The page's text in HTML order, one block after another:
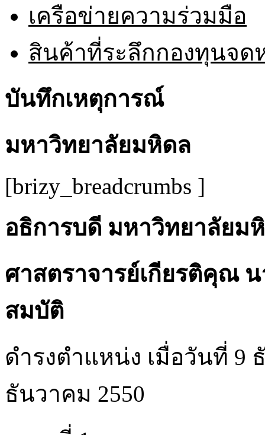
เครือข่ายความร่วมมือ
สินค้าที่ระลึกกองทุนจ
บันทึกเหตุการณ์
มหาวิทยาลัยมหิดล
[brizy_breadcrumbs ]
อธิการบดี มหาวิทยาลัยม
ศาสตราจารย์เกียรติคุณ
สมบัติ
ดำรงตำแหน่ง เมื่อวันที่ 9
ธันวาคม 2550